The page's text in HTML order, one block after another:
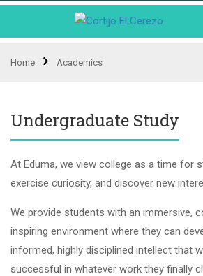
Home Academics
Undergraduate Study
At Eduma, we view college as a time for
exercise curiosity, and discover new
We provide students with an immersive,
inspiring environment where they can
informed, highly disciplined intellect that
successful in whatever work they finally